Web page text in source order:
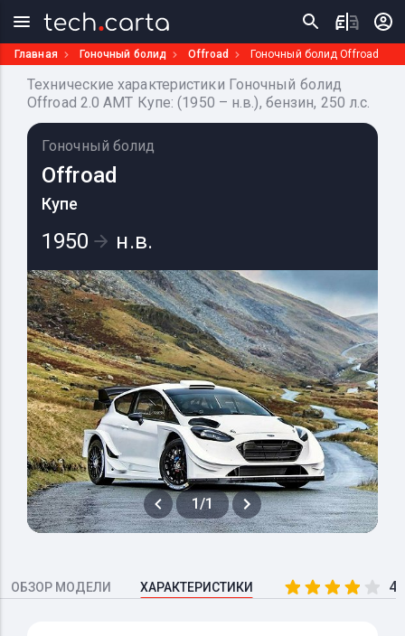
Главная Гоночный болид Offroad Гоночный болид Offroad
Технические характеристики Гоночный болид
Offroad 2.0 AMT Купе: (1950 – н.в.), бензин, 250 л.с.
Гоночный болид
Offroad
Купе
1950 н.в.
1/1
ОБЗОР МОДЕЛИ ХАРАКТЕРИСТИКИ